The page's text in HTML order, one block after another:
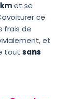
et se
ce
frais de
et
tout sans